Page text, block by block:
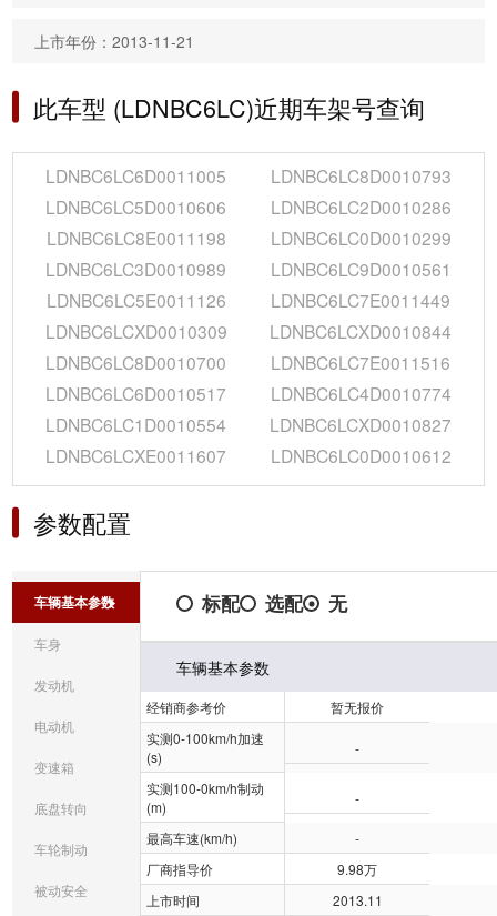
上市年份：2013-11-21
此车型 (LDNBC6LC)近期车架号查询
LDNBC6LC6D0011005
LDNBC6LC8D0010793
LDNBC6LC5D0010606
LDNBC6LC2D0010286
LDNBC6LC8E0011198
LDNBC6LC0D0010299
LDNBC6LC3D0010989
LDNBC6LC9D0010561
LDNBC6LC5E0011126
LDNBC6LC7E0011449
LDNBC6LCXD0010309
LDNBC6LCXD0010844
LDNBC6LC8D0010700
LDNBC6LC7E0011516
LDNBC6LC6D0010517
LDNBC6LC4D0010774
LDNBC6LC1D0010554
LDNBC6LCXD0010827
LDNBC6LCXE0011607
LDNBC6LC0D0010612
参数配置
车辆基本参数
车身
发动机
电动机
变速箱
底盘转向
车轮制动
被动安全
标配 选配 无
车辆基本参数
经销商参考价
暂无报价
实测0-100km/h加速
(s)
-
实测100-0km/h制动
(m)
-
最高车速(km/h)
-
厂商指导价
9.98万
上市时间
2013.11